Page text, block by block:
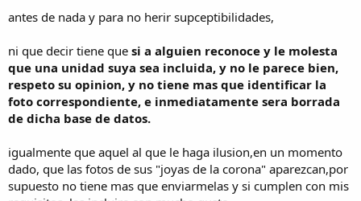
antes de nada y para no herir supceptibilidades,
ni que decir tiene que si a alguien reconoce y le molesta
que una unidad suya sea incluida, y no le parece bien,
respeto su opinion, y no tiene mas que identificar la
foto correspondiente, e inmediatamente sera borrada
de dicha base de datos.
igualmente que aquel al que le haga ilusion,en un momento
dado, que las fotos de sus "joyas de la corona" aparezcan,por
supuesto no tiene mas que enviarmelas y si cumplen con mis